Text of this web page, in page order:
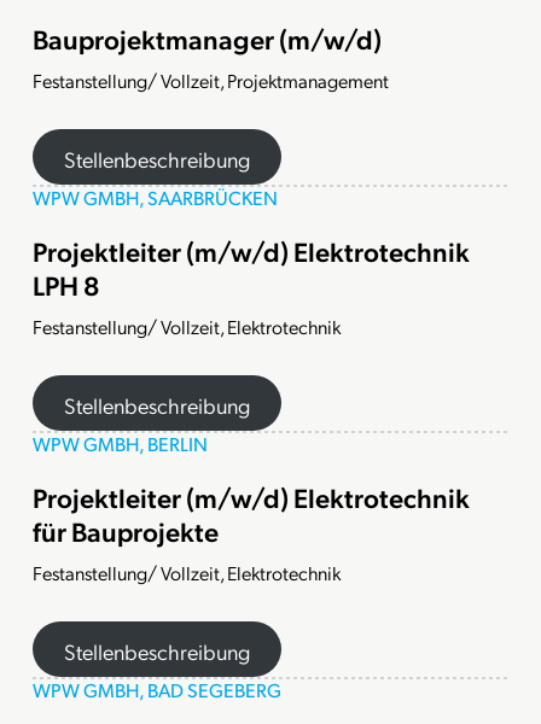
Bauprojektmanager (m/w/d)
Festanstellung/ Vollzeit, Projektmanagement
Stellenbeschreibung
WPW GMBH, SAARBRÜCKEN
Projektleiter (m/w/d) Elektrotechnik
LPH 8
Festanstellung/ Vollzeit, Elektrotechnik
Stellenbeschreibung
WPW GMBH, BERLIN
Projektleiter (m/w/d) Elektrotechnik
für Bauprojekte
Festanstellung/ Vollzeit, Elektrotechnik
Stellenbeschreibung
WPW GMBH, BAD SEGEBERG